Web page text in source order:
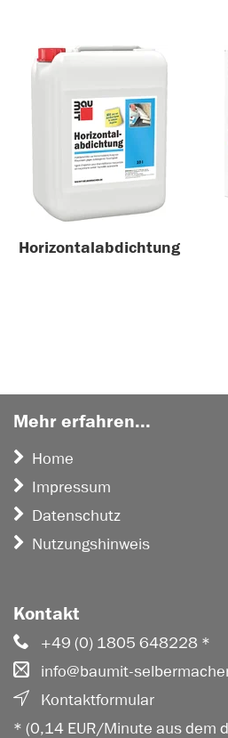
Horizontalabdichtung
Mehr erfahren...
Home
Impressum
Datenschutz
Nutzungshinweis
Kontakt
+49 (0) 1805 648228 *
info@baumit-
Kontaktformular
* (0,14 EUR/Minute aus dem